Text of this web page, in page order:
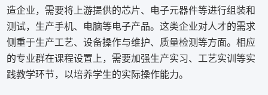
造企业，需要将上游提供的芯片、电子元器件等进行组装和
测试，生产手机、电脑等电子产品。这类企业对人才的需求
侧重于生产工艺、设备操作与维护、质量检测等方面。相应
的专业群在课程设置上，需要加强生产实习、工艺实训等实
践教学环节，以培养学生的实际操作能力。